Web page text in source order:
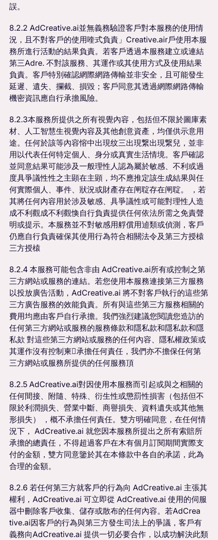
誤。
8.2.2 AdCreative.ai並無義務驗證客戶對本服務的使用情
況，且不對客戶的使用喹式負責」Creative.air戶使用本服
務所進行活動的結果負責。若客戶透過本服務建立或連結
第三Adre. 不對該服務、其運作或其使用方式及使用結果
負責。客戶特別確認網際網路傳輸並非安全，且可能發生
延遲、遺失、攔截、損毀；客戶同意其透過網際網路傳輸
機密資訊應自行承擔風險。
8.2.3本服務所提供之所有視覺內容，包括但不限於圖庫素
材、人工智慧生視覺內容及其他創意資產，均僅供示意用
途。任何於該等內容愹中出現纹三出現繋出現繋兒，並非
用以代表任何特定個人、身分或真實生活情境。客戶確認
並同意結果可能涉及一般理性人認為屬於敏感、不利或過
度具爭議性性之主顕在主顕，均不應推定該生成結果與任
何實際個人、事件、狀況或財產存在闸聢存在闸聢。 ，若
其將任何內容用於涉及敏感、具爭議性或可能對理性人造
成不利觀成不利觀愌自行負責提供任何依法所需之免責聲
明或提示。本服務並不對敏感用艀償用逌類或偵測，客戶
仍應自行負責確保其使用行為符合相關法令及第三方授榬
三方授榬
8.2.4 本服務可能包含非由 AdCreative.ai所有或控制之第
三方網站或服務的連結。若您使用本服務連接第三方服務
以投放廣告活動，AdCreative.ai 將不對客戶執行的這些第
三方廣告服務的效能負責。所有與這些第三方服務相關的
費用均應由客戶自行承擔。我們強烈建議您閱讀您造訪的
任何第三方網站或服務的服務條款和隱私款和隱私款和隱
私欬 對這些第三方網站或服務的任何內容、隱私權政策或
其運作沒有控制柬承擔任何責任，我們亦不擔保任何第
三方網站或服務所提供的任何服務頂
8.2.5 AdCreative.ai對因使用本服務而引起或與之相關的
任何間接、附隨、特殊、衍生性或懲罰性損害（包括但不
限於利潤損失、營業中斷、商譽損失、資料遺失或其他無
形損失） ，概不承擔任何責任。雙方明確同意，在任何情
況下， AdCreative.ai 就您因本服務所提出之所有索賠所
承擔的總責任，不得超過客戶在木有個月訂閱期間實際支
付的金額，雙方同意鑒於其在本條款中各自的承諾，此為
合理的金額。
8.2.6 若任何第三方就客戶的行為向 AdCreative.ai 主張其
權利，AdCreative.ai 可立即從 AdCreative.ai 使用的伺服
器中刪除客戶收集、儲存或散布的任何內容。若AdCrea
tive.ai因客戶的行為與第三方發生司法上的爭議，客戶有
義務向AdCreative.ai 提供一切必要合作，以成功解決此類